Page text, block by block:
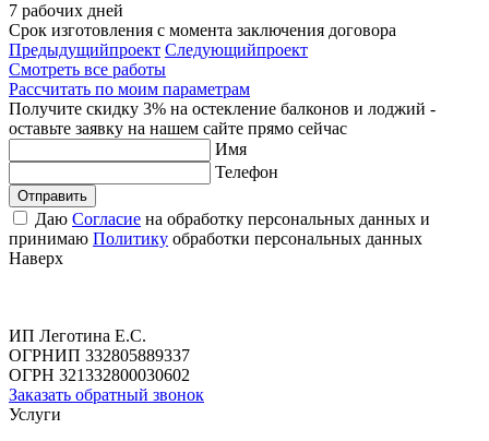
7 рабочих дней
Срок изготовления с момента заключения договора
Предыдущийпроект Следующийпроект
Смотреть все работы
Рассчитать по моим параметрам
Получите скидку 3% на остекление балконов и лоджий -
оставьте заявку на нашем сайте прямо сейчас
Имя
Телефон
Отправить
Даю Согласие на обработку персональных данных и
принимаю Политику обработки персональных данных
Наверх
ИП Леготина Е.С.
ОГРНИП 332805889337
ОГРН 321332800030602
Заказать обратный звонок
Услуги